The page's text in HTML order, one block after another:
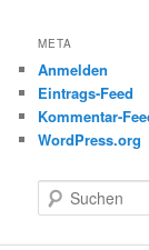
META
Anmelden
Eintrags-Feed
Kommentar-
WordPress.org
u